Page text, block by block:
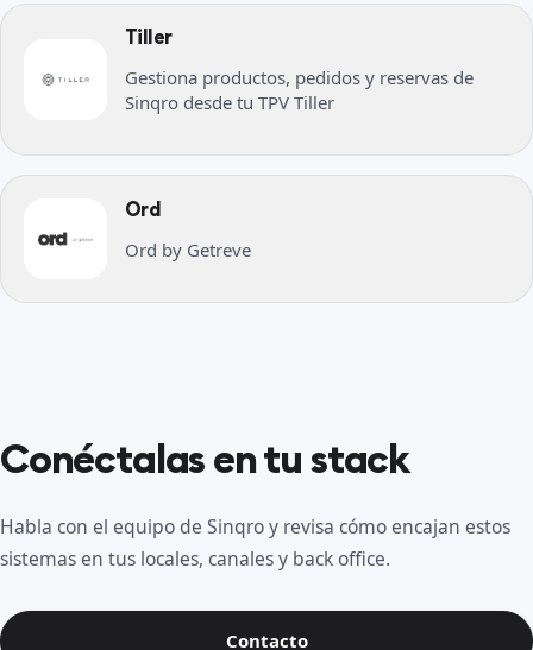
Tiller
Gestiona productos, pedidos y reservas de
Sinqro desde tu TPV Tiller
Ord
Ord by Getreve
Conéctalas en tu stack
Habla con el equipo de Sinqro y revisa cómo encajan estos
sistemas en tus locales, canales y back office.
Contacto